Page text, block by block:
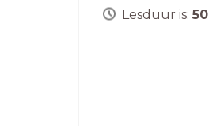
Lesduur is: 50